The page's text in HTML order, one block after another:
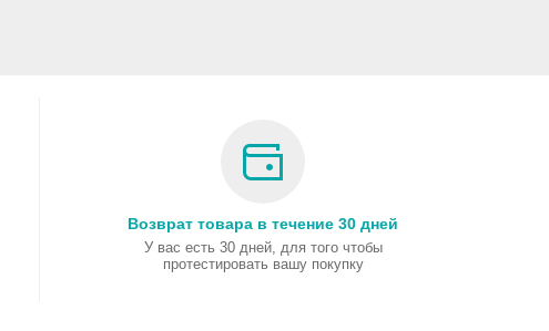
Возврат товара в течение 30 дней
У вас есть 30 дней, для того чтобы
протестировать вашу покупку